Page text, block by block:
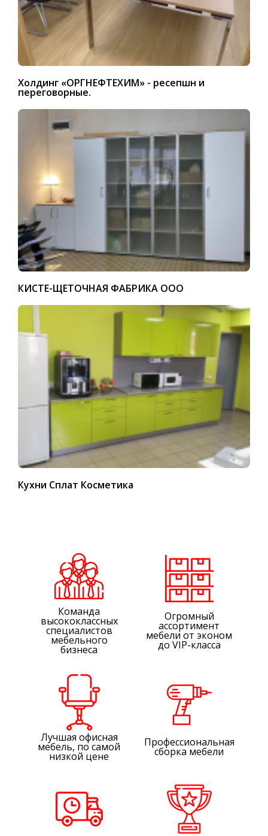
Холдинг «ОРГНЕФТЕХИМ» - ресепшн и
переговорные.
КИСТЕ-ЩЕТОЧНАЯ ФАБРИКА ООО
Кухни Сплат Косметика
Команда
высококлассных
специалистов
мебельного
бизнеса
Огромный
ассортимент
мебели от эконом
до VIP-класса
Лучшая офисная
мебель, по самой
низкой цене
Профессиональная
сборка мебели